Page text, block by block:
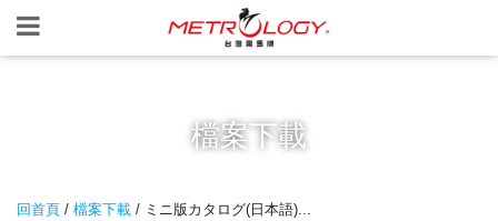
檔案下載
回首頁 / 檔案下載 / ミニ版カタログ(日本語)...